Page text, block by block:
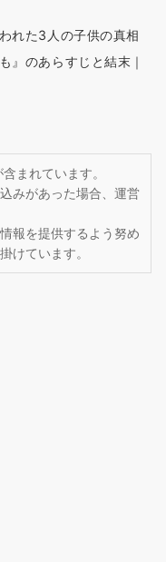
れた3人の子供の真相
』のあらすじと結末｜
まれています。
みがあった場合、運営
報を提供するよう努め
けています。